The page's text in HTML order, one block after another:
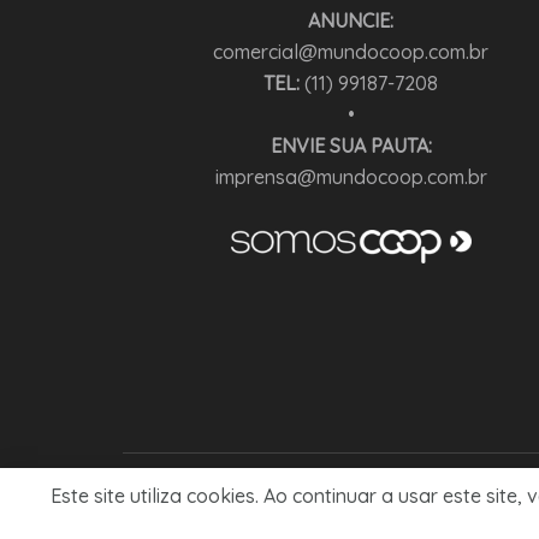
ANUNCIE:
comercial@mundocoop.com.br
TEL: (11) 99187-7208
•
ENVIE SUA PAUTA:
imprensa@mundocoop.com.br
Este site utiliza cookies. Ao continuar a usar este